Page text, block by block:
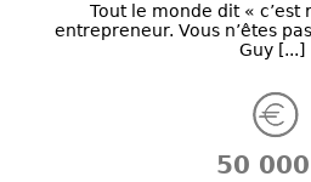
Tout le monde dit « c’est
entrepreneur. Vous n’êtes
Guy [...]
50